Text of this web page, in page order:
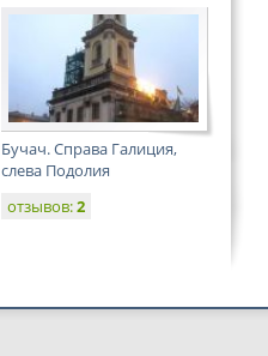
Бучач. Справа Галиция,
слева Подолия
отзывов:2